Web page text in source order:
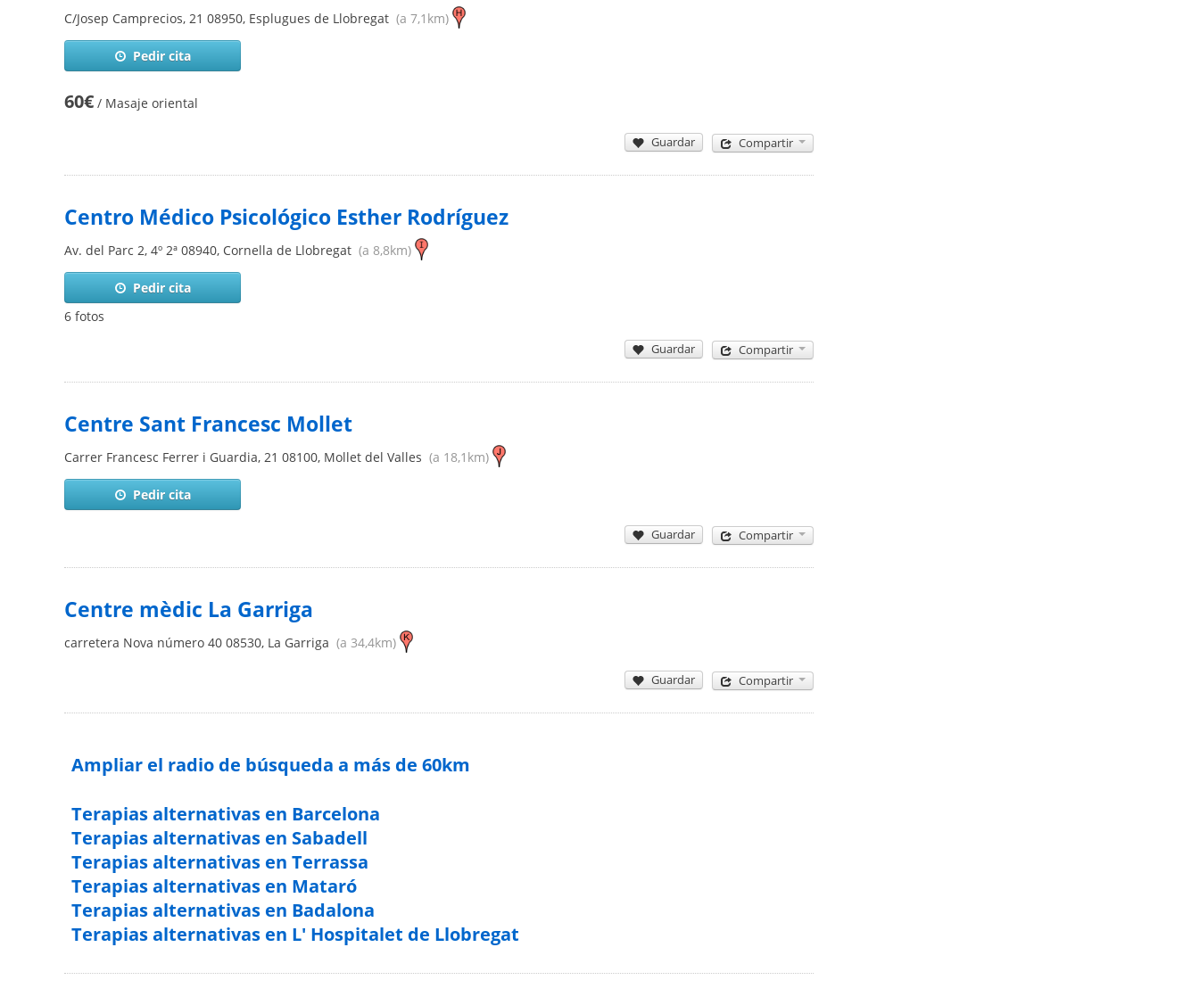
C/Josep Camprecios, 21 08950, Esplugues de Llobregat (a 7,1km)
Pedir cita
60€ / Masaje oriental
Guardar Compartir
Centro Médico Psicológico Esther Rodríguez
Av. del Parc 2, 4º 2ª 08940, Cornella de Llobregat (a 8,8km)
Pedir cita
6 fotos
Guardar Compartir
Centre Sant Francesc Mollet
Carrer Francesc Ferrer i Guardia, 21 08100, Mollet del Valles (a 18,1km)
Pedir cita
Guardar Compartir
Centre mèdic La Garriga
carretera Nova número 40 08530, La Garriga (a 34,4km)
Guardar Compartir
Ampliar el radio de búsqueda a más de 60km
Terapias alternativas en Barcelona
Terapias alternativas en Sabadell
Terapias alternativas en Terrassa
Terapias alternativas en Mataró
Terapias alternativas en Badalona
Terapias alternativas en L' Hospitalet de Llobregat